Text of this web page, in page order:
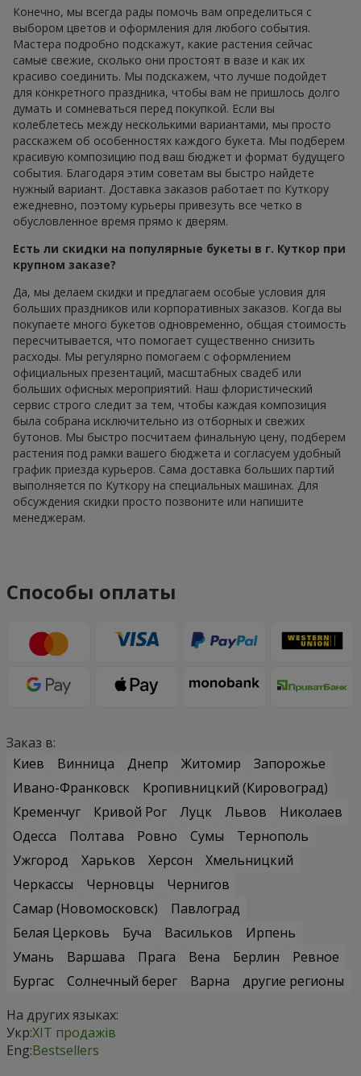
Конечно, мы всегда рады помочь вам определиться с
выбором цветов и оформления для любого события.
Мастера подробно подскажут, какие растения сейчас
самые свежие, сколько они простоят в вазе и как их
красиво соединить. Мы подскажем, что лучше подойдет
для конкретного праздника, чтобы вам не пришлось долго
думать и сомневаться перед покупкой. Если вы
колеблетесь между несколькими вариантами, мы просто
расскажем об особенностях каждого букета. Мы подберем
красивую композицию под ваш бюджет и формат будущего
события. Благодаря этим советам вы быстро найдете
нужный вариант. Доставка заказов работает по Куткору
ежедневно, поэтому курьеры привезуть все четко в
обусловленное время прямо к дверям.
Есть ли скидки на популярные букеты в г. Куткор при
крупном заказе?
Да, мы делаем скидки и предлагаем особые условия для
больших праздников или корпоративных заказов. Когда вы
покупаете много букетов одновременно, общая стоимость
пересчитывается, что помогает существенно снизить
расходы. Мы регулярно помогаем с оформлением
официальных презентаций, масштабных свадеб или
больших офисных мероприятий. Наш флористический
сервис строго следит за тем, чтобы каждая композиция
была собрана исключительно из отборных и свежих
бутонов. Мы быстро посчитаем финальную цену, подберем
растения под рамки вашего бюджета и согласуем удобный
график приезда курьеров. Сама доставка больших партий
выполняется по Куткору на специальных машинах. Для
обсуждения скидки просто позвоните или напишите
менеджерам.
Способы оплаты
Заказ в:
Киев
Винница Днепр Житомир
Запорожье
Ивано-Франковск
Кропивницкий (Кировоград)
Кременчуг
Кривой Рог Луцк Львов
Николаев
Одесса
Полтава Ровно Сумы
Тернополь
Ужгород
Харьков Херсон
Хмельницкий
Черкассы
Черновцы
Чернигов
Самар (Новомосковск)
Павлоград
Белая Церковь
Буча Васильков
Ирпень
Умань
Варшава Прага Вена Берлин
Ревное
Бургас
Солнечный берег Варна
другие регионы
На других языках:
Укр:ХІТ продажів
Eng:Bestsellers